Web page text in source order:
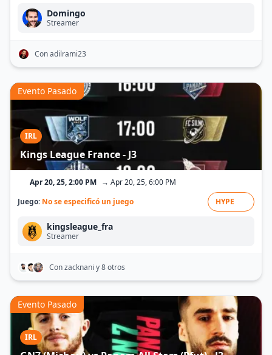
Domingo
Streamer
Con adilrami23
IRL
Kings League France - J3
Evento Pasado
Apr 20, 25, 2:00 PM → Apr 20, 25, 6:00 PM
Juego: No se especificó un juego HYPE
kingsleague_fra
Streamer
Con zacknani y 8 otros
IRL
Evento Pasado